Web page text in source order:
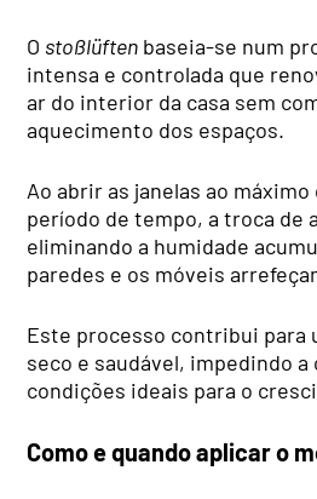
O stoßlüften baseia-se num
intensa e controlada que
ar do interior da casa sem
aquecimento dos espaços.
Ao abrir as janelas ao
período de tempo, a troca de
eliminando a humidade
paredes e os móveis
Este processo contribui para
seco e saudável, impedindo a
condições ideais para o
Como e quando aplicar o